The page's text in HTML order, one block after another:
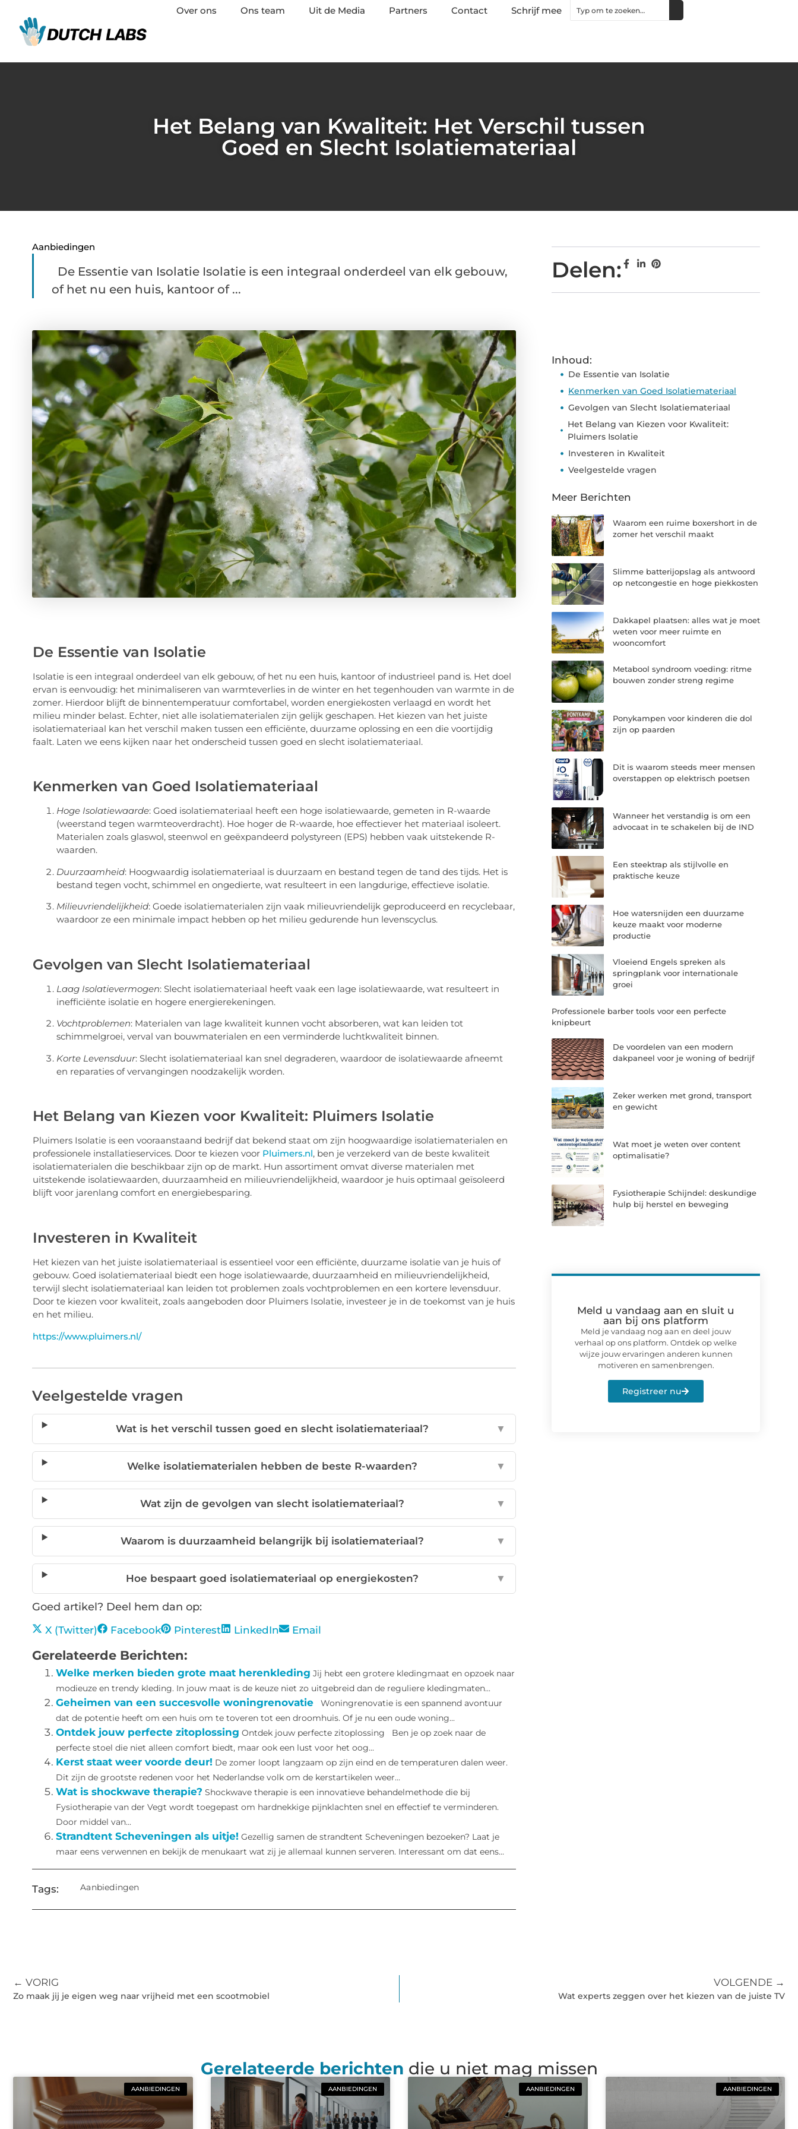
Over ons Ons team Uit de Media Partners Contact Schrijf mee
Het Belang van Kwaliteit: Het Verschil tussen
Goed en Slecht Isolatiemateriaal
Aanbiedingen
De Essentie van Isolatie Isolatie is een integraal onderdeel van elk gebouw,
of het nu een huis, kantoor of ...
De Essentie van Isolatie
Isolatie is een integraal onderdeel van elk gebouw, of het nu een huis, kantoor of industrieel pand is. Het doel
ervan is eenvoudig: het minimaliseren van warmteverlies in de winter en het tegenhouden van warmte in de
zomer. Hierdoor blijft de binnentemperatuur comfortabel, worden energiekosten verlaagd en wordt het
milieu minder belast. Echter, niet alle isolatiematerialen zijn gelijk geschapen. Het kiezen van het juiste
isolatiemateriaal kan het verschil maken tussen een efficiënte, duurzame oplossing en een die voortijdig
faalt. Laten we eens kijken naar het onderscheid tussen goed en slecht isolatiemateriaal.
Kenmerken van Goed Isolatiemateriaal
Hoge Isolatiewaarde: Goed isolatiemateriaal heeft een hoge isolatiewaarde, gemeten in R-waarde
(weerstand tegen warmteoverdracht). Hoe hoger de R-waarde, hoe effectiever het materiaal isoleert.
Materialen zoals glaswol, steenwol en geëxpandeerd polystyreen (EPS) hebben vaak uitstekende R-
waarden.
Duurzaamheid: Hoogwaardig isolatiemateriaal is duurzaam en bestand tegen de tand des tijds. Het is
bestand tegen vocht, schimmel en ongedierte, wat resulteert in een langdurige, effectieve isolatie.
Milieuvriendelijkheid: Goede isolatiematerialen zijn vaak milieuvriendelijk geproduceerd en recyclebaar,
waardoor ze een minimale impact hebben op het milieu gedurende hun levenscyclus.
Gevolgen van Slecht Isolatiemateriaal
Laag Isolatievermogen: Slecht isolatiemateriaal heeft vaak een lage isolatiewaarde, wat resulteert in
inefficiënte isolatie en hogere energierekeningen.
Vochtproblemen: Materialen van lage kwaliteit kunnen vocht absorberen, wat kan leiden tot
schimmelgroei, verval van bouwmaterialen en een verminderde luchtkwaliteit binnen.
Korte Levensduur: Slecht isolatiemateriaal kan snel degraderen, waardoor de isolatiewaarde afneemt
en reparaties of vervangingen noodzakelijk worden.
Het Belang van Kiezen voor Kwaliteit: Pluimers Isolatie
Pluimers Isolatie is een vooraanstaand bedrijf dat bekend staat om zijn hoogwaardige isolatiematerialen en
professionele installatieservices. Door te kiezen voor Pluimers.nl, ben je verzekerd van de beste kwaliteit
isolatiematerialen die beschikbaar zijn op de markt. Hun assortiment omvat diverse materialen met
uitstekende isolatiewaarden, duurzaamheid en milieuvriendelijkheid, waardoor je huis optimaal geïsoleerd
blijft voor jarenlang comfort en energiebesparing.
Investeren in Kwaliteit
Het kiezen van het juiste isolatiemateriaal is essentieel voor een efficiënte, duurzame isolatie van je huis of
gebouw. Goed isolatiemateriaal biedt een hoge isolatiewaarde, duurzaamheid en milieuvriendelijkheid,
terwijl slecht isolatiemateriaal kan leiden tot problemen zoals vochtproblemen en een kortere levensduur.
Door te kiezen voor kwaliteit, zoals aangeboden door Pluimers Isolatie, investeer je in de toekomst van je huis
en het milieu.
https://www.pluimers.nl/
Veelgestelde vragen
Wat is het verschil tussen goed en slecht isolatiemateriaal? ▼
Welke isolatiematerialen hebben de beste R-waarden? ▼
Wat zijn de gevolgen van slecht isolatiemateriaal? ▼
Waarom is duurzaamheid belangrijk bij isolatiemateriaal? ▼
Hoe bespaart goed isolatiemateriaal op energiekosten? ▼
Goed artikel? Deel hem dan op:
X (Twitter) Facebook Pinterest LinkedIn Email
Gerelateerde Berichten:
Welke merken bieden grote maat herenkleding Jij hebt een grotere kledingmaat en opzoek naar
modieuze en trendy kleding. In jouw maat is de keuze niet zo uitgebreid dan de reguliere kledingmaten...
Geheimen van een succesvolle woningrenovatie
Woningrenovatie is een spannend avontuur
dat de potentie heeft om een huis om te toveren tot een droomhuis. Of je nu een oude woning...
Ontdek jouw perfecte zitoplossing Ontdek jouw perfecte zitoplossing Ben je op zoek naar de
perfecte stoel die niet alleen comfort biedt, maar ook een lust voor het oog...
Kerst staat weer voorde deur! De zomer loopt langzaam op zijn eind en de temperaturen dalen weer.
Dit zijn de grootste redenen voor het Nederlandse volk om de kerstartikelen weer...
Wat is shockwave therapie? Shockwave therapie is een innovatieve behandelmethode die bij
Fysiotherapie van der Vegt wordt toegepast om hardnekkige pijnklachten snel en effectief te verminderen.
Door middel van...
Strandtent Scheveningen als uitje! Gezellig samen de strandtent Scheveningen bezoeken? Laat je
maar eens verwennen en bekijk de menukaart wat zij je allemaal kunnen serveren. Interessant om dat eens...
Tags: Aanbiedingen
Delen:
Inhoud:
De Essentie van Isolatie
Kenmerken van Goed Isolatiemateriaal
Gevolgen van Slecht Isolatiemateriaal
Het Belang van Kiezen voor Kwaliteit:
Pluimers Isolatie
Investeren in Kwaliteit
Veelgestelde vragen
Meer Berichten
Waarom een ruime boxershort in de
zomer het verschil maakt
Slimme batterijopslag als antwoord
op netcongestie en hoge piekkosten
Dakkapel plaatsen: alles wat je moet
weten voor meer ruimte en
wooncomfort
Metabool syndroom voeding: ritme
bouwen zonder streng regime
Ponykampen voor kinderen die dol
zijn op paarden
Dit is waarom steeds meer mensen
overstappen op elektrisch poetsen
Wanneer het verstandig is om een
advocaat in te schakelen bij de IND
Een steektrap als stijlvolle en
praktische keuze
Hoe watersnijden een duurzame
keuze maakt voor moderne
productie
Vloeiend Engels spreken als
springplank voor internationale
groei
Professionele barber tools voor een perfecte
knipbeurt
De voordelen van een modern
dakpaneel voor je woning of bedrijf
Zeker werken met grond, transport
en gewicht
Wat moet je weten over content
optimalisatie?
Fysiotherapie Schijndel: deskundige
hulp bij herstel en beweging
Meld u vandaag aan en sluit u
aan bij ons platform
Meld je vandaag nog aan en deel jouw
verhaal op ons platform. Ontdek op welke
wijze jouw ervaringen anderen kunnen
motiveren en samenbrengen.
Registreer nu
← VORIG
Zo maak jij je eigen weg naar vrijheid met een scootmobiel
VOLGENDE →
Wat experts zeggen over het kiezen van de juiste TV
Gerelateerde berichten die u niet mag missen
AANBIEDINGEN AANBIEDINGEN AANBIEDINGEN AANBIEDINGEN